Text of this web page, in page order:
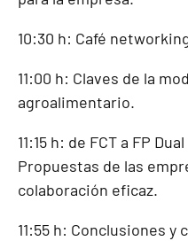
10:30 h: Café
11:00 h: Claves de la
agroalimentario.
11:15 h: de FCT a FP
Propuestas de las
colaboración eficaz.
11:55 h: Conclusiones y